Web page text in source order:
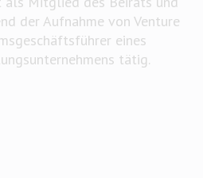
der Aufnahme von Venture
eines
tätig.